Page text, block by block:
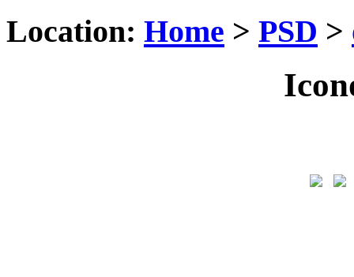
Location: Home > PSD >